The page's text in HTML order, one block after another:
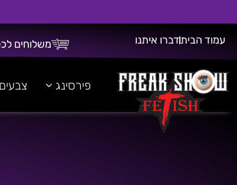
משלוח חינם על כל רכישה מעל 300 ש"ח!
עמוד הביתדברו איתנו משלוחים
פירסינג